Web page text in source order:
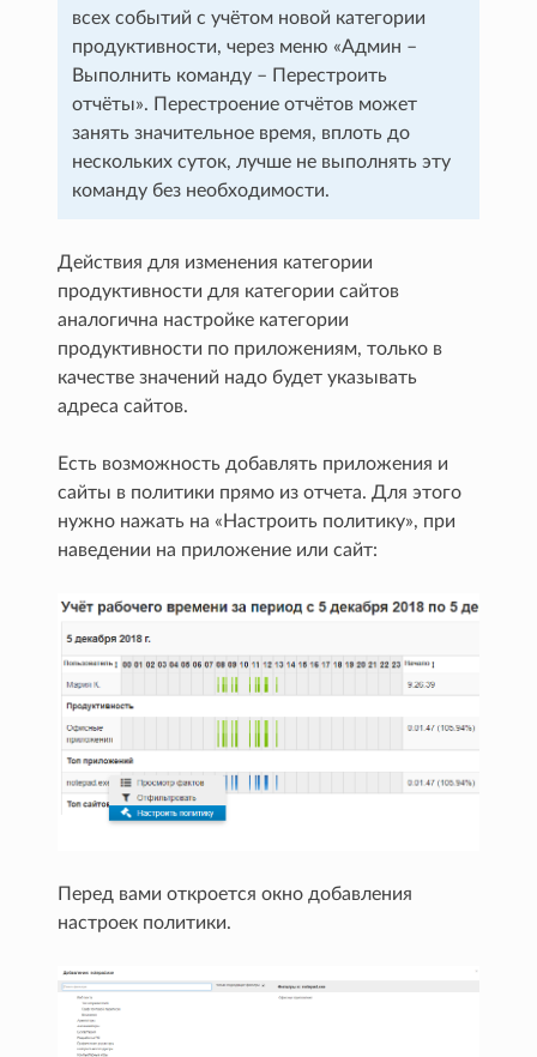
всех событий с учётом новой категории
продуктивности, через меню «Админ –
Выполнить команду – Перестроить
отчёты». Перестроение отчётов может
занять значительное время, вплоть до
нескольких суток, лучше не выполнять эту
команду без необходимости.
Действия для изменения категории
продуктивности для категории сайтов
аналогична настройке категории
продуктивности по приложениям, только в
качестве значений надо будет указывать
адреса сайтов.
Есть возможность добавлять приложения и
сайты в политики прямо из отчета. Для этого
нужно нажать на «Настроить политику», при
наведении на приложение или сайт:
Перед вами откроется окно добавления
настроек политики.